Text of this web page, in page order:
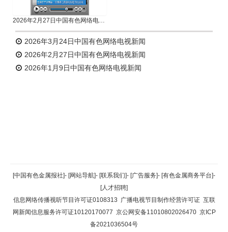
2026年2月27日中国有色网络电视新闻
2026年3月24日中国有色网络电视新闻
2026年2月27日中国有色网络电视新闻
2026年1月9日中国有色网络电视新闻
返回顶部
返回首页
[中国有色金属报社]- [网站导航]- [联系我们]- [广告服务]- [有色金属商务平台]-
[人才招聘]
信息网络传播视听节目许可证0108313 广播电视节目制作经营许可证 互联
网新闻信息服务许可证10120170077 京公网安备11010802026470 京ICP
备2021036504号